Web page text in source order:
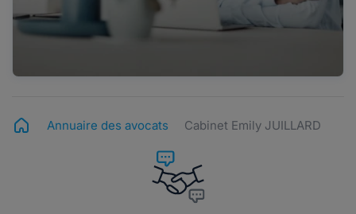
Annuaire des avocats Cabinet Emily JUILLARD